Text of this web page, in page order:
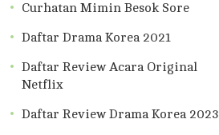
Curhatan Mimin Besok Sore
Daftar Drama Korea 2021
Daftar Review Acara Original
Netflix
Daftar Review Drama Korea 2023